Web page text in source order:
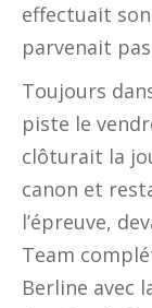
effectuait
parvenait
Toujours
piste le
clôturait la
canon et
l’épreuve,
Team
Berline avec